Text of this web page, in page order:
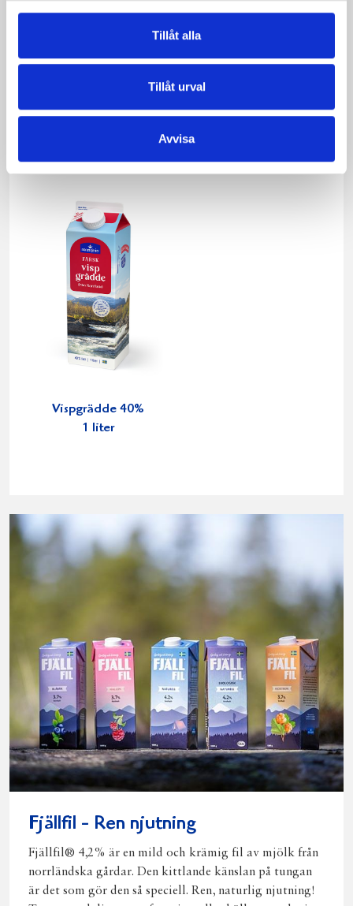
Tillåt alla
Tillåt urval
Avvisa
300g
Laktosfri 30% 1
Vispgrädde 40%
1 liter
Fjällfil - Ren njutning
Fjällfil® 4,2% är en mild och krämig fil av mjölk från
norrländska gårdar. Den kittlande känslan på tungan
är det som gör den så speciell. Ren, naturlig njutning!